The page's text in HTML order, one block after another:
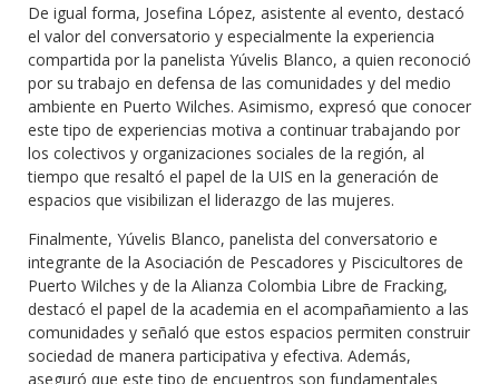
De igual forma, Josefina López, asistente al evento, destacó
el valor del conversatorio y especialmente la experiencia
compartida por la panelista Yúvelis Blanco, a quien reconoció
por su trabajo en defensa de las comunidades y del medio
ambiente en Puerto Wilches. Asimismo, expresó que conocer
este tipo de experiencias motiva a continuar trabajando por
los colectivos y organizaciones sociales de la región, al
tiempo que resaltó el papel de la UIS en la generación de
espacios que visibilizan el liderazgo de las mujeres.
Finalmente, Yúvelis Blanco, panelista del conversatorio e
integrante de la Asociación de Pescadores y Piscicultores de
Puerto Wilches y de la Alianza Colombia Libre de Fracking,
destacó el papel de la academia en el acompañamiento a las
comunidades y señaló que estos espacios permiten construir
sociedad de manera participativa y efectiva. Además,
aseguró que este tipo de encuentros son fundamentales